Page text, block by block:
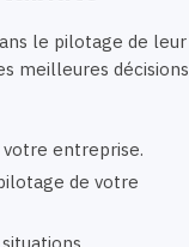
le pilotage de leur
meilleures décisions
entreprise.
de votre